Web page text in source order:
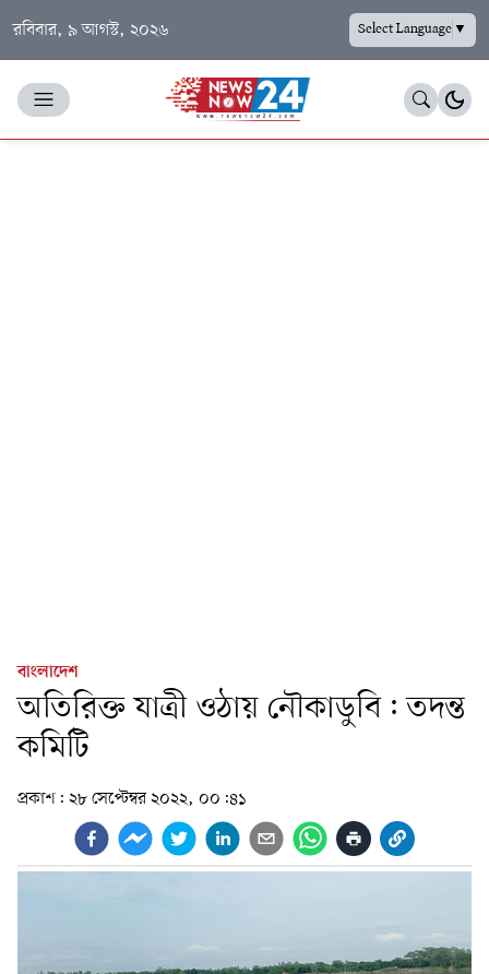
রবিবার, ৯ আগস্ট, ২০২৬ Select Language▼
বাংলাদেশ
অতিরিক্ত যাত্রী ওঠায় নৌকাডুবি: তদন্ত
কমিটি
প্রকাশ: ২৮ সেপ্টেম্বর ২০২২, ০০:৪১